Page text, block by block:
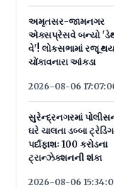
અમૃતસર-જામનગર
એક્સપ્રેસવે બન્યો
વે'! લોકસભામાં રજૂ
ચોંકાવનારા આંકડા
2026-08-06
સુરેન્દ્રનગરમાં
ઘરે ચાલતા ડબ્બા
પર્દાફાશઃ 100 કરોડના
ટ્રાન્ઝેક્શનની શંકા
2026-08-06